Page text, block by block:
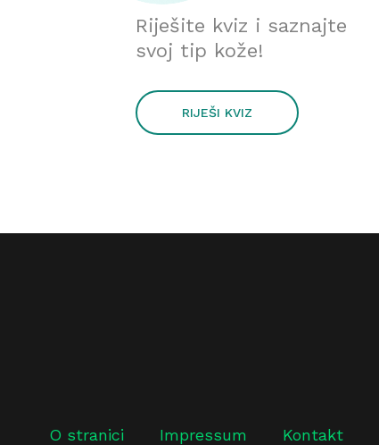
Riješite kviz i saznajte
svoj tip kože!
RIJEŠI KVIZ
O stranici Impressum Kontakt